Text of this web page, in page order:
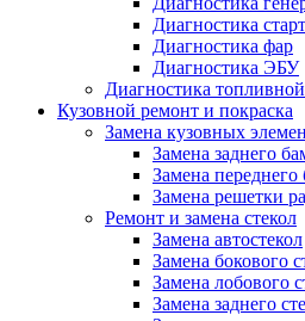
Диагностика
Диагностика фар
Диагностика ЭБУ
Диагностика
Кузовной ремонт и покраска
Замена кузовных
Замена заднего
Замена переднего
Замена решетки
Ремонт и замена стекол
Замена автостекол
Замена бокового
Замена лобового
Замена заднего